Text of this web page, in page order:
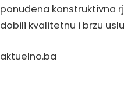
ponuđena konstruktivna
dobili kvalitetnu i brzu
aktuelno.ba